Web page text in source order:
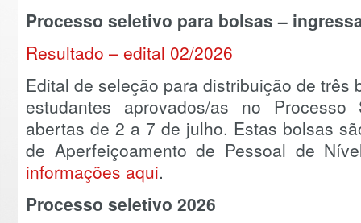
Processo seletivo para bolsas –
Resultado – edital 02/2026
Edital de seleção para distribuição de
estudantes aprovados/as no
abertas de 2 a 7 de julho. Estas bolsas
de Aperfeiçoamento de Pessoal de
informações aqui.
Processo seletivo 2026